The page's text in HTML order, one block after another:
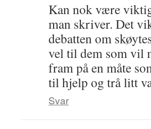
Kan nok være
man skriver. Det
debatten om
vel til dem som vil
fram på en måte
til hjelp og trå litt
Svar